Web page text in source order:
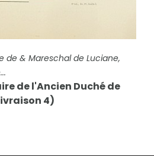
de & Mareschal de Luciane,
de l'Ancien Duché de
4)
de & Mareschal de Luciane,